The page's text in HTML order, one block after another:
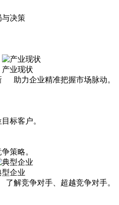
决策
产业现状
助力企业精准把握市场脉动。
标客户。
策略。
型企业
解竞争对手、超越竞争对手。